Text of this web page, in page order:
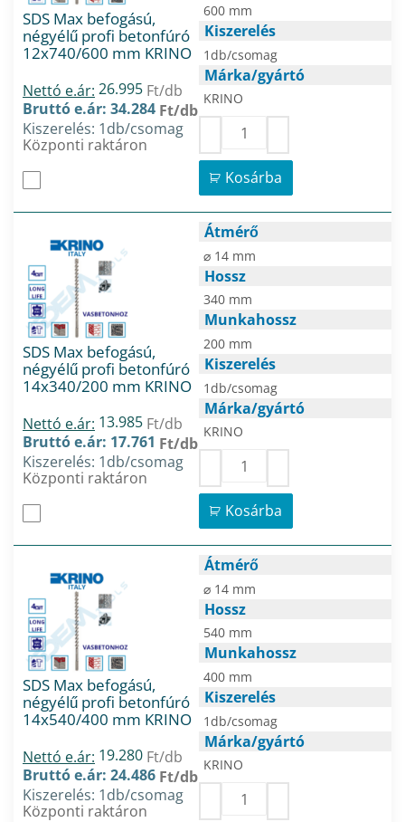
SDS Max befogású,
négyélű profi betonfúró
12x740/600 mm KRINO
Nettó e.ár: 26.995 Ft/db
Bruttó e.ár: 34.284 Ft/db
Kiszerelés: 1db/csomag
Központi raktáron
600 mm
Kiszerelés
1db/csomag
Márka/gyártó
KRINO
Kosárba
SDS Max befogású,
négyélű profi betonfúró
14x340/200 mm KRINO
Nettó e.ár: 13.985 Ft/db
Bruttó e.ár: 17.761 Ft/db
Kiszerelés: 1db/csomag
Központi raktáron
Átmérő
⌀ 14 mm
Hossz
340 mm
Munkahossz
200 mm
Kiszerelés
1db/csomag
Márka/gyártó
KRINO
Kosárba
SDS Max befogású,
négyélű profi betonfúró
14x540/400 mm KRINO
Nettó e.ár: 19.280 Ft/db
Bruttó e.ár: 24.486 Ft/db
Kiszerelés: 1db/csomag
Központi raktáron
Átmérő
⌀ 14 mm
Hossz
540 mm
Munkahossz
400 mm
Kiszerelés
1db/csomag
Márka/gyártó
KRINO